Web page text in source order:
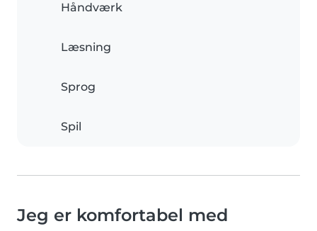
Håndværk
Læsning
Sprog
Spil
Jeg er komfortabel med